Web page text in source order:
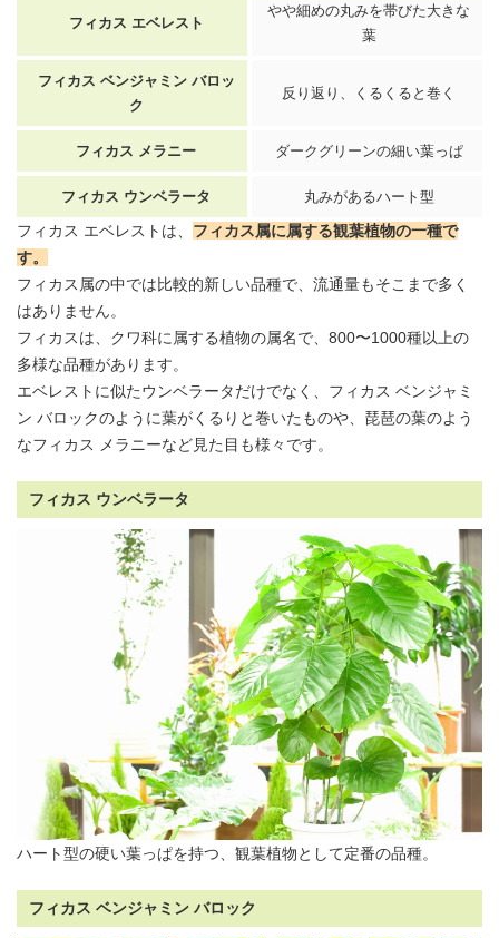
フィカス エベレスト
やや細めの丸みを帯びた大きな
葉
フィカス ベンジャミン バロッ
ク
反り返り、くるくると巻く
フィカス メラニー ダークグリーンの細い葉っぱ
フィカス ウンベラータ 丸みがあるハート型
フィカス エベレストは、 フィカス属に属する観葉植物の一種で
す。
フィカス属の中では比較的新しい品種で、流通量もそこまで多く
はありません。
フィカスは、クワ科に属する植物の属名で、800〜1000種以上の
多様な品種があります。
エベレストに似たウンベラータだけでなく、フィカス ベンジャミ
ン バロックのように葉がくるりと巻いたものや、琵琶の葉のよう
なフィカス メラニーなど見た目も様々です。
フィカス ウンベラータ
ハート型の硬い葉っぱを持つ、観葉植物として定番の品種。
フィカス ベンジャミン バロック